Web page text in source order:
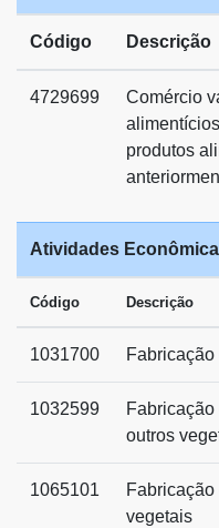
Código Descrição
4729699
Comércio
produtos
Atividades
Código Descrição
1031700
1032599
outros
1065101
vegetais